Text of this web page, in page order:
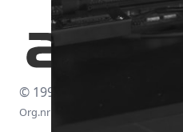
© 1997-2026
Org.nr: 556438-4260